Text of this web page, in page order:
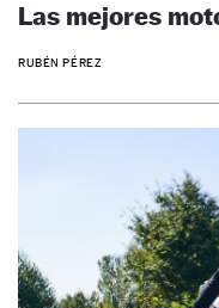
Las mejores
RUBÉN PÉREZ